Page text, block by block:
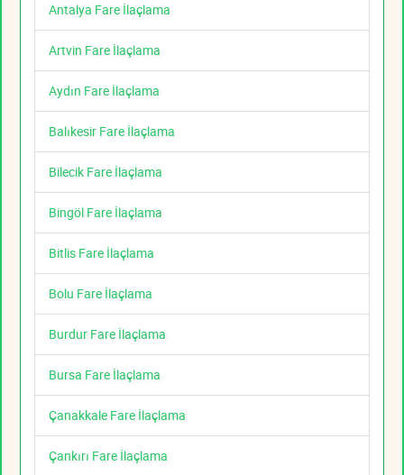
Antalya Fare İlaçlama
Artvin Fare İlaçlama
Aydın Fare İlaçlama
Balıkesir Fare İlaçlama
Bilecik Fare İlaçlama
Bingöl Fare İlaçlama
Bitlis Fare İlaçlama
Bolu Fare İlaçlama
Burdur Fare İlaçlama
Bursa Fare İlaçlama
Çanakkale Fare İlaçlama
Çankırı Fare İlaçlama